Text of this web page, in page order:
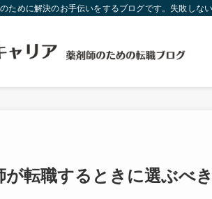
ために解決のお手伝いをするブログです。失敗しない
が転職するときに選ぶべ